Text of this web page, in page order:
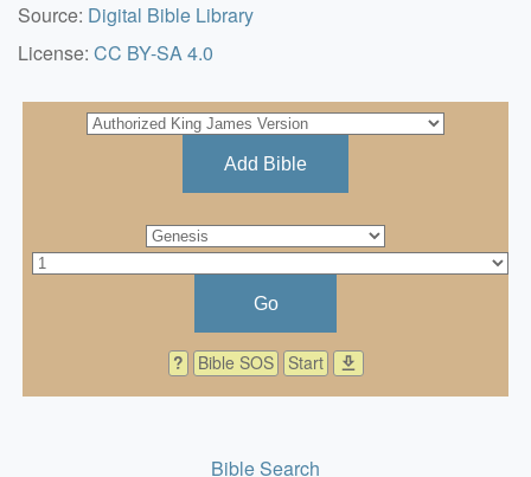
Source: Digital Bible Library
License: CC BY-SA 4.0
Add Bible
Go
? Bible SOS Start download
Bible Search